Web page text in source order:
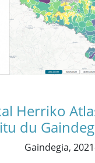
Herriko
du
Gaindegia,